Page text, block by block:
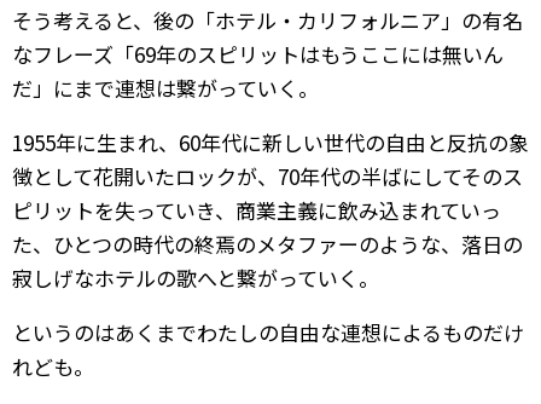
そう考えると、後の「ホテル・カリフォルニア」の有名
なフレーズ「69年のスピリットはもうここには無いん
だ」にまで連想は繋がっていく。
1955年に生まれ、60年代に新しい世代の自由と反抗の象
徴として花開いたロックが、70年代の半ばにしてそのス
ピリットを失っていき、商業主義に飲み込まれていっ
た、ひとつの時代の終焉のメタファーのような、落日の
寂しげなホテルの歌へと繋がっていく。
というのはあくまでわたしの自由な連想によるものだけ
れども。